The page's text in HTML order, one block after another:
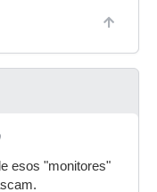
esos "monitores"